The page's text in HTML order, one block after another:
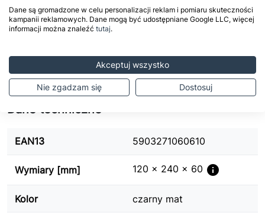
Przed zakupem sprawdź naszą politykę
przyjmowania zwrotów.
Płać jak chcesz - blikiem, kartą, przelewem, na
raty lub przy odbiorze.
Dane techniczne
EAN13 5903271060610
Wymiary [mm] 120 x 240 x 60 info
Kolor czarny mat
Dane są gromadzone w celu personalizacji reklam i pomiaru skuteczności
kampanii reklamowych. Dane mogą być udostępniane Google LLC, więcej
informacji można znaleźć tutaj.
Akceptuj wszystko
Nie zgadzam się Dostosuj